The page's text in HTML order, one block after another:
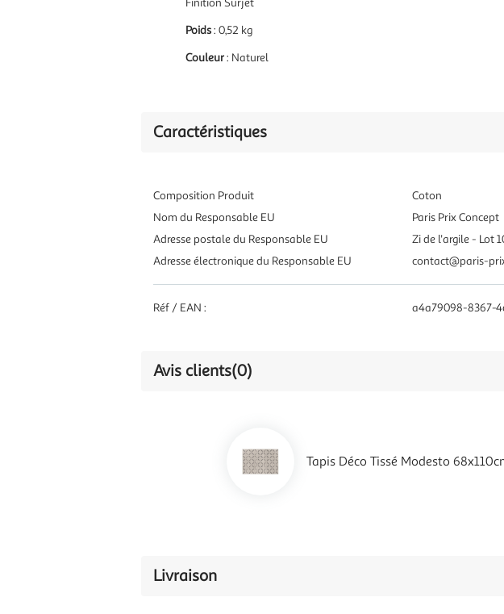
Finition Surjet
Poids: 0,52 kg
Couleur: Naturel
Caractéristiques
Composition Produit
Coton
Nom du Responsable EU
Paris Prix Concept
Adresse postale du Responsable EU
Zi de l'argile - Lot
Adresse électronique du Responsable EU
contact@paris-
Réf / EAN : a4a79098-8367-
Avis clients(0)
Tapis Déco Tissé Modesto
Livraison